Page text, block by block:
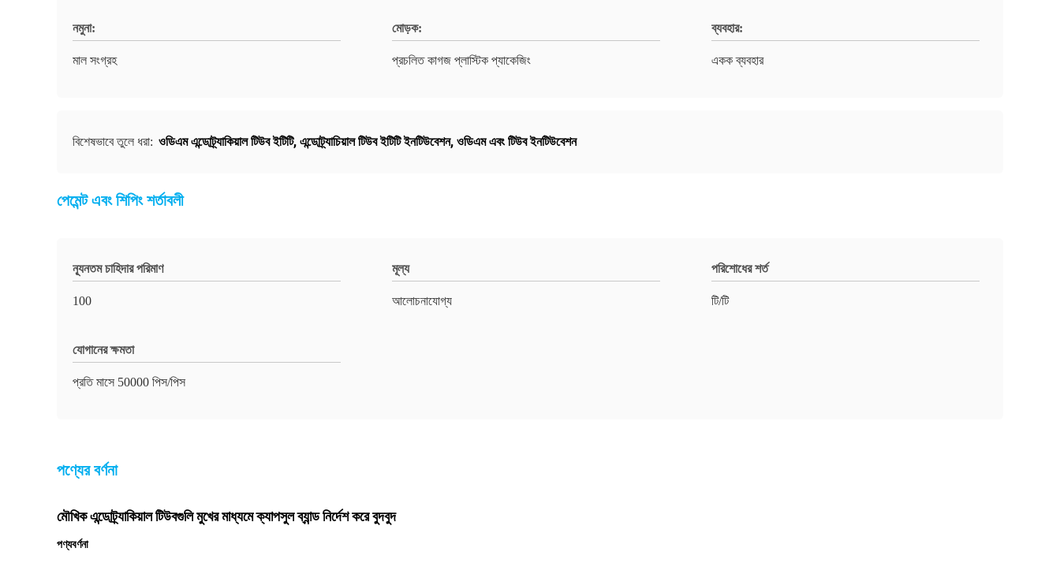
নমুনা:
মাল সংগ্রহ
মোড়ক:
প্রচলিত কাগজ প্লাস্টিক প্যাকেজিং
ব্যবহার:
একক ব্যবহার
বিশেষভাবে তুলে ধরা: ওডিএম এন্ডোট্র্যাকিয়াল টিউব ইটিটি, এন্ডোট্র্যাচিয়াল টিউব ইটিটি ইনটিউবেশন, ওডিএম এবং টিউব ইনটিউবেশন
পেমেন্ট এবং শিপিং শর্তাবলী
ন্যূনতম চাহিদার পরিমাণ
100
মূল্য
আলোচনাযোগ্য
পরিশোধের শর্ত
টি/টি
যোগানের ক্ষমতা
প্রতি মাসে 50000 পিস/পিস
পণ্যের বর্ণনা
মৌখিক এন্ডোট্র্যাকিয়াল টিউবগুলি মুখের মাধ্যমে ক্যাপসুল ব্যান্ড নির্দেশ করে বুদবুদ
পণ্যবর্ণনা